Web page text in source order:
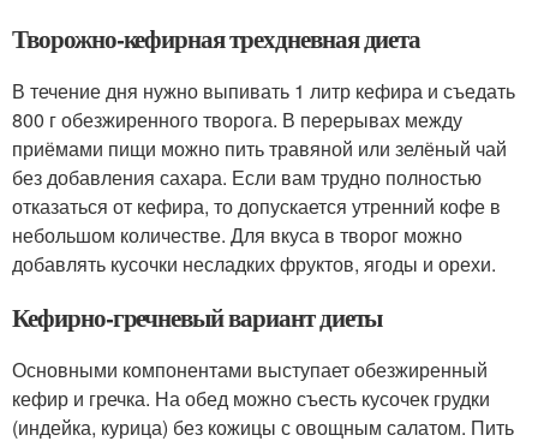
Творожно-кефирная трехдневная диета
В течение дня нужно выпивать 1 литр кефира и съедать
800 г обезжиренного творога. В перерывах между
приёмами пищи можно пить травяной или зелёный чай
без добавления сахара. Если вам трудно полностью
отказаться от кефира, то допускается утренний кофе в
небольшом количестве. Для вкуса в творог можно
добавлять кусочки несладких фруктов, ягоды и орехи.
Кефирно-гречневый вариант диеты
Основными компонентами выступает обезжиренный
кефир и гречка. На обед можно съесть кусочек грудки
(индейка, курица) без кожицы с овощным салатом. Пить